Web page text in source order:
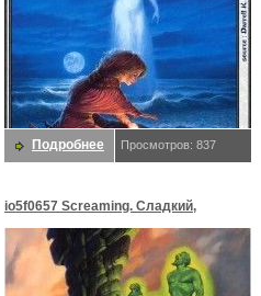
Подробнее Просмотров: 837
io5f0657 Screaming. Сладкий,
Даррелл K